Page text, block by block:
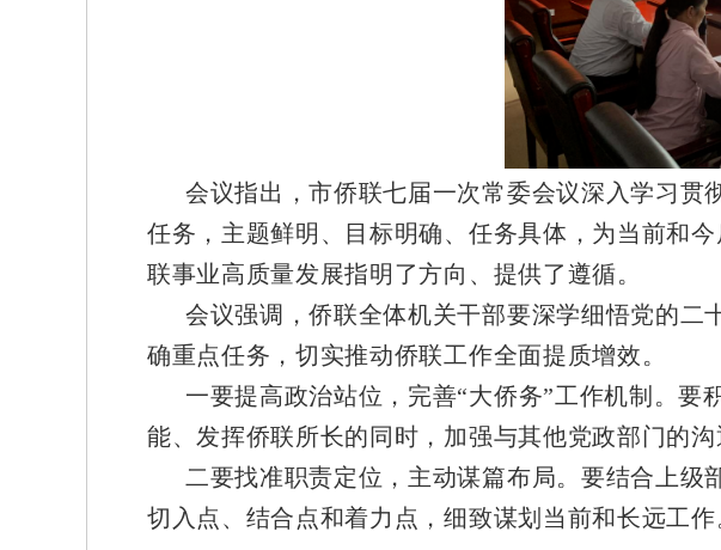
会议指出，市侨联七届一次常委会议深入学习贯
任务，主题鲜明、目标明确、任务具体，为当前和
联事业高质量发展指明了方向、提供了遵循。
会议强调，侨联全体机关干部要深学细悟党的二
确重点任务，切实推动侨联工作全面提质增效。
一要提高政治站位，完善“大侨务”工作机制。要
能、发挥侨联所长的同时，加强与其他党政部门的
二要找准职责定位，主动谋篇布局。要结合上级
切入点、结合点和着力点，细致谋划当前和长远工作